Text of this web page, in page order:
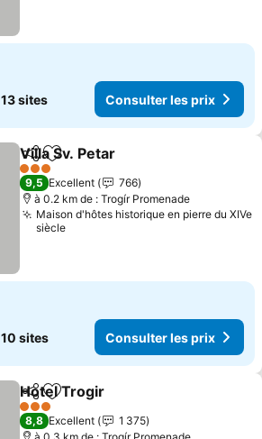
13 sites Consulter les prix
PartagerAjouter à mes favoris
Villa Sv. Petar
3 Étoiles
9,5 Excellent
766
à 0.2 km de : Trogír Promenade
Maison d'hôtes historique en pierre du XIVe
siècle
10 sites Consulter les prix
PartagerAjouter à mes favoris
Hotel Trogir
3 Étoiles
8,8 Excellent
1 375